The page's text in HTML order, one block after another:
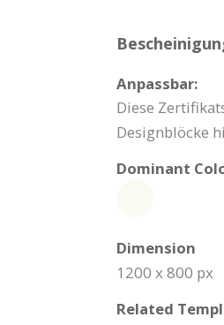
Anpassbar:
Diese
Designblöcke
Dominant
Dimension
1200 x 800 px
Related